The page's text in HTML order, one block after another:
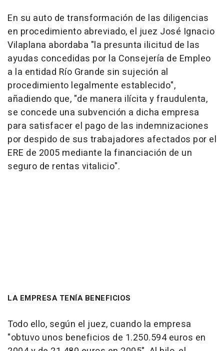
En su auto de transformación de las diligencias
en procedimiento abreviado, el juez José Ignacio
Vilaplana abordaba "la presunta ilicitud de las
ayudas concedidas por la Consejería de Empleo
a la entidad Río Grande sin sujeción al
procedimiento legalmente establecido",
añadiendo que, "de manera ilícita y fraudulenta,
se concede una subvención a dicha empresa
para satisfacer el pago de las indemnizaciones
por despido de sus trabajadores afectados por el
ERE de 2005 mediante la financiación de un
seguro de rentas vitalicio".
LA EMPRESA TENÍA BENEFICIOS
Todo ello, según el juez, cuando la empresa
"obtuvo unos beneficios de 1.250.594 euros en